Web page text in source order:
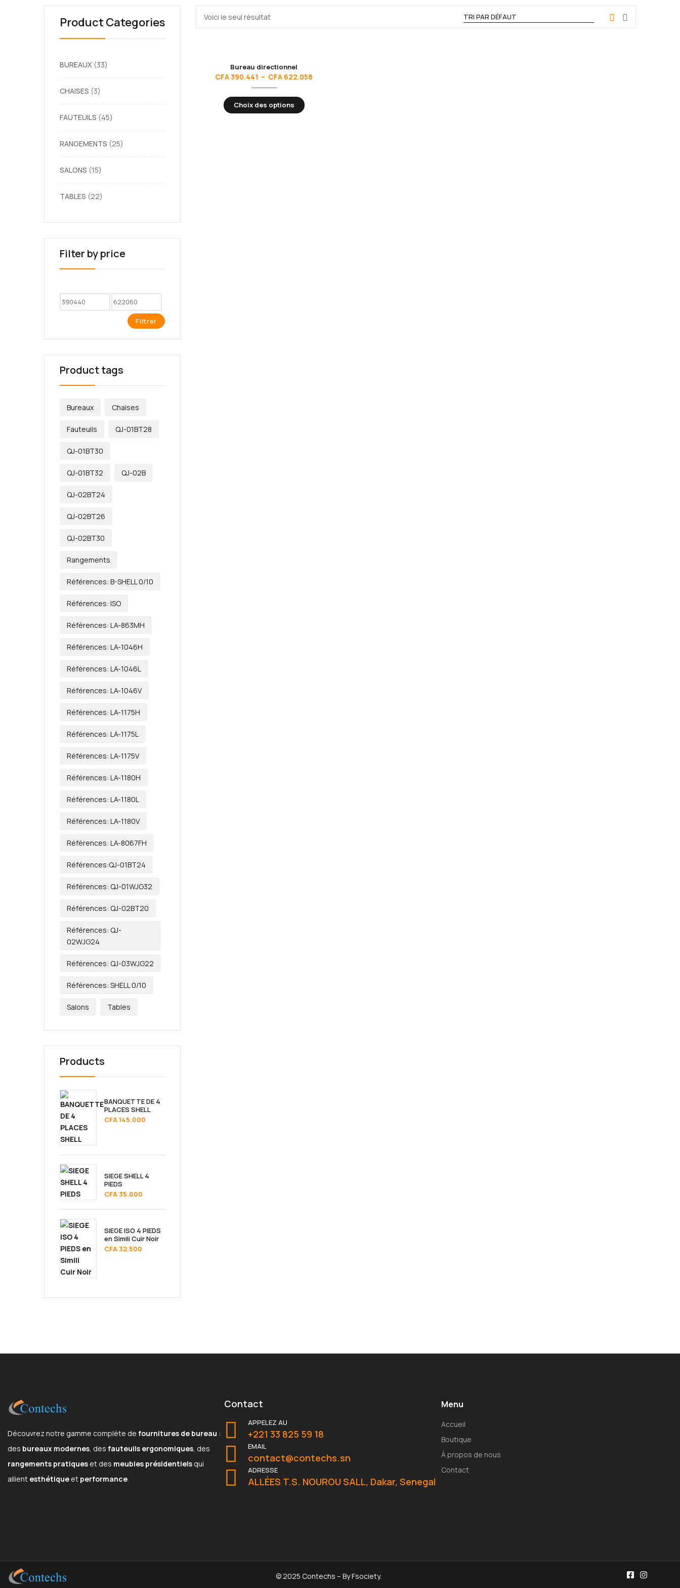
Product Categories
BUREAUX 33
CHAISES 3
FAUTEUILS 45
RANGEMENTS 25
SALONS 15
TABLES 22
Filter by price
Filtrer
Product tags
Bureaux Chaises
Fauteuils QJ-01BT28
QJ-01BT30
QJ-01BT32 QJ-02B
QJ-02BT24
QJ-02BT26
QJ-02BT30
Rangements
Références: B-SHELL 0/10
Références: ISO
Références: LA-863MH
Références: LA-1046H
Références: LA-1046L
Références: LA-1046V
Références: LA-1175H
Références: LA-1175L
Références: LA-1175V
Références: LA-1180H
Références: LA-1180L
Références: LA-1180V
Références: LA-8067FH
Références:QJ-01BT24
Références: QJ-01WJG32
Références: QJ-02BT20
Références: QJ-
02WJG24
Références: QJ-03WJG22
Références: SHELL 0/10
Salons Tables
Products
BANQUETTE DE 4
PLACES SHELL
CFA145.000
SIEGE SHELL 4
PIEDS
CFA35.000
SIEGE ISO 4 PIEDS
en Simili Cuir Noir
CFA32.500
Voici le seul résultat
Bureau directionnel
CFA390.441 – CFA 622.058
Choix des options
Découvrez notre gamme complète de fournitures de bureau :
des bureaux modernes, des fauteuils ergonomiques, des
rangements pratiques et des meubles présidentiels qui
allient esthétique et performance.
Contact
APPELEZ AU
+221 33 825 59 18
EMAIL
contact@contechs.sn
ADRESSE
ALLÉES T.S. NOUROU SALL, Dakar, Senegal
Menu
Accueil
Boutique
À propos de nous
Contact
© 2025 Contechs – ByFsociety.